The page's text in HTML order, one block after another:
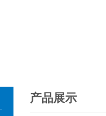
产品展示